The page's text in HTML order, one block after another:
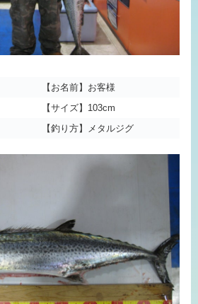
【お名前】お客様
【サイズ】103cm
【釣り方】メタルジグ